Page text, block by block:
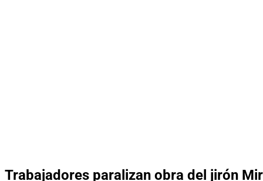
Trabajadores paralizan obra del jirón